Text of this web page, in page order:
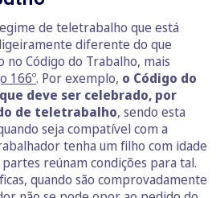
de teletrabalho que está
diferente do que
Código do Trabalho, mais
166º. Por exemplo, o Código do
deve ser celebrado, por
de teletrabalho, sendo esta
seja compatível com a
tenha um filho com idade
reúnam condições para tal.
quando são comprovadamente